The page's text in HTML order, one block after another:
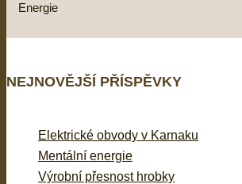
Energie
NEJNOVĚJŠÍ PŘÍSPĚVKY
Elektrické obvody v Karnaku
Mentální energie
Výrobní přesnost hrobky